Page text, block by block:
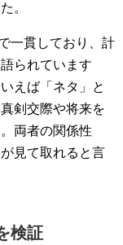
。
一貫しており、計
られています
えば「ネタ」と
剣交際や将来を
両者の関係性
見て取れると言
検証